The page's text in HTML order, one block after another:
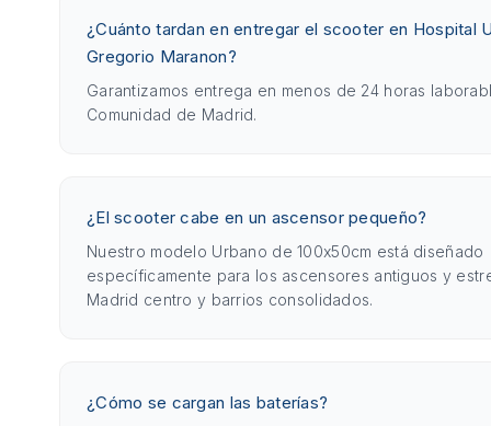
¿Cuánto tardan en entregar el scooter en Hospital
Gregorio Maranon?
Garantizamos entrega en menos de 24 horas
Comunidad de Madrid.
¿El scooter cabe en un ascensor pequeño?
Nuestro modelo Urbano de 100x50cm está diseñado
específicamente para los ascensores antiguos y
Madrid centro y barrios consolidados.
¿Cómo se cargan las baterías?